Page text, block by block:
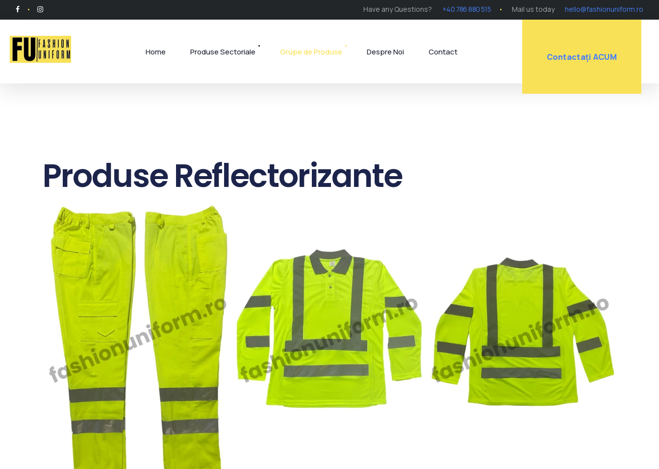
Have any Questions? +40 786 880 515 Mail us today hello@fashionuniform.ro
Home Produse Sectoriale Grupe de Produse Despre Noi Contact Contactați ACUM
Produse Reflectorizante